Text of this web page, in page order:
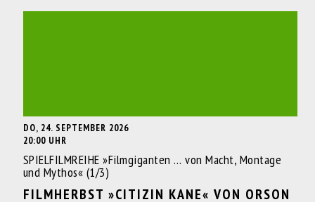
DO, 24. SEPTEMBER 2026
20:00 UHR
SPIELFILMREIHE »Filmgiganten … von Macht, Montage
und Mythos« (1/3)
FILMHERBST »CITIZIN KANE« VON ORSON